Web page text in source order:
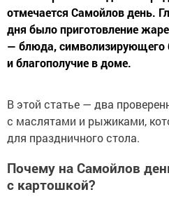
отмечается Самойлов день.
дня было приготовление
— блюда, символизирующего
и благополучие в доме.
В этой статье — два
с маслятами и рыжиками,
для праздничного стола.
Почему на Самойлов
с картошкой?